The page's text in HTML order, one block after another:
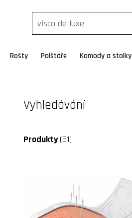
Rošty Polštáře Komody a stolky
Vyhledávání
Produkty(51)